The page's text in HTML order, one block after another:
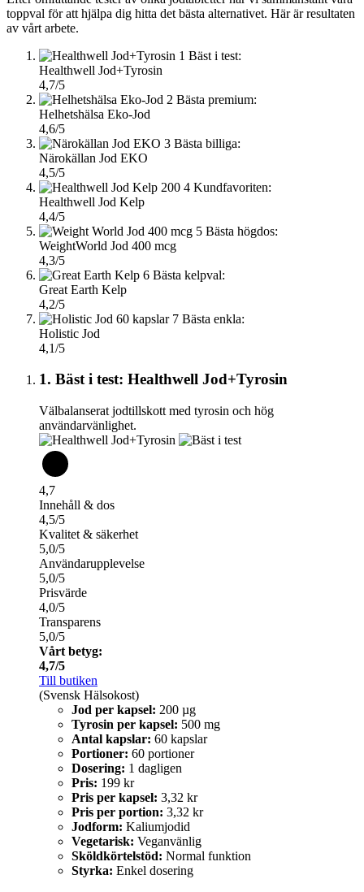
toppval för att hjälpa dig hitta det bästa alternativet. Här är resultaten
av vårt arbete.
1 Bäst i test:
Healthwell Jod+Tyrosin
4,7/5
2 Bästa premium:
Helhetshälsa Eko-Jod
4,6/5
3 Bästa billiga:
Närokällan Jod EKO
4,5/5
4 Kundfavoriten:
Healthwell Jod Kelp
4,4/5
5 Bästa högdos:
WeightWorld Jod 400 mcg
4,3/5
6 Bästa kelpval:
Great Earth Kelp
4,2/5
7 Bästa enkla:
Holistic Jod
4,1/5
1. Bäst i test: Healthwell Jod+Tyrosin
Välbalanserat jodtillskott med tyrosin och hög
användarvänlighet.
4,7
Innehåll & dos
4,5/5
Kvalitet & säkerhet
5,0/5
Användarupplevelse
5,0/5
Prisvärde
4,0/5
Transparens
5,0/5
Vårt betyg:
4,7/5
Till butiken
(Svensk Hälsokost)
Jod per kapsel: 200 µg
Tyrosin per kapsel: 500 mg
Antal kapslar: 60 kapslar
Portioner: 60 portioner
Dosering: 1 dagligen
Pris: 199 kr
Pris per kapsel: 3,32 kr
Pris per portion: 3,32 kr
Jodform: Kaliumjodid
Vegetarisk: Veganvänlig
Sköldkörtelstöd: Normal funktion
Styrka: Enkel dosering